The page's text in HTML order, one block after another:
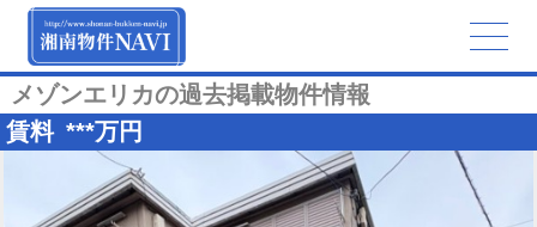
メゾンエリカの過去掲載物件情報
賃料 ***万円